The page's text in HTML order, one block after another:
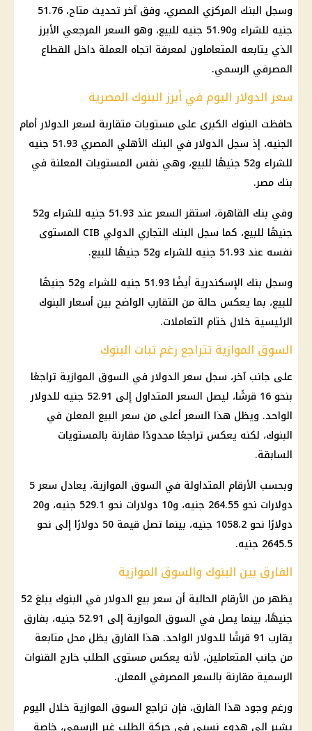
وسجل البنك المركزي المصري، وفق آخر تحديث متاح، 51.76
جنيه للشراء و51.90 جنيه للبيع، وهو السعر المرجعي الأبرز
الذي يتابعه المتعاملون لمعرفة اتجاه العملة داخل القطاع
المصرفي الرسمي.
سعر الدولار اليوم في أبرز البنوك المصرية
حافظت البنوك الكبرى على مستويات متقاربة لسعر الدولار أمام
الجنيه، إذ سجل الدولار في البنك الأهلي المصري 51.93 جنيه
للشراء و52 جنيهًا للبيع، وهي نفس المستويات المعلنة في
بنك مصر.
وفي بنك القاهرة، استقر السعر عند 51.93 جنيه للشراء و52
جنيهًا للبيع، كما سجل البنك التجاري الدولي CIB المستوى
نفسه عند 51.93 جنيه للشراء و52 جنيهًا للبيع.
وسجل بنك الإسكندرية أيضًا 51.93 جنيه للشراء و52 جنيهًا
للبيع، بما يعكس حالة من التقارب الواضح بين أسعار البنوك
الرئيسية خلال ختام التعاملات.
السوق الموازية تتراجع رغم ثبات البنوك
على جانب آخر، سجل سعر الدولار في السوق الموازية تراجعًا
بنحو 16 قرشًا، ليصل السعر المتداول إلى 52.91 جنيه للدولار
الواحد. ويظل هذا السعر أعلى من سعر البيع المعلن في
البنوك، لكنه يعكس تراجعًا محدودًا مقارنة بالمستويات
السابقة.
وبحسب الأرقام المتداولة في السوق الموازية، يعادل سعر 5
دولارات نحو 264.55 جنيه، و10 دولارات نحو 529.1 جنيه، و20
دولارًا نحو 1058.2 جنيه، بينما تصل قيمة 50 دولارًا إلى نحو
2645.5 جنيه.
الفارق بين البنوك والسوق الموازية
يظهر من الأرقام الحالية أن سعر بيع الدولار في البنوك يبلغ 52
جنيهًا، بينما يصل في السوق الموازية إلى 52.91 جنيه، بفارق
يقارب 91 قرشًا للدولار الواحد. هذا الفارق يظل محل متابعة
من جانب المتعاملين، لأنه يعكس مستوى الطلب خارج القنوات
الرسمية مقارنة بالسعر المصرفي المعلن.
ورغم وجود هذا الفارق، فإن تراجع السوق الموازية خلال اليوم
يشير إلى هدوء نسبي في حركة الطلب غير الرسمي، خاصة